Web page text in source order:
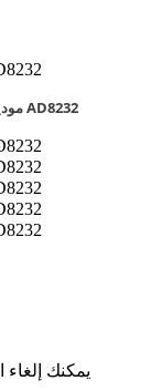
موديول أوردوينو - موديول التخطيط الكهربائي للقلب AD8232
يمكنك